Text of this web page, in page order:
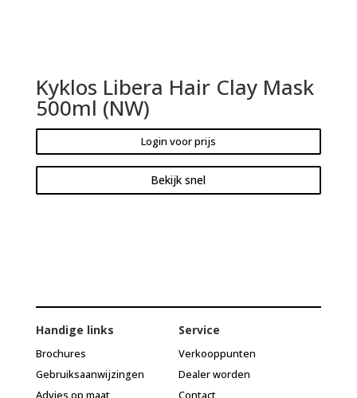
Kyklos Libera Hair Clay Mask
500ml (NW)
Login voor prijs
Bekijk snel
Handige links
Brochures
Gebruiksaanwijzingen
Advies op maat
Service
Verkooppunten
Dealer worden
Contact